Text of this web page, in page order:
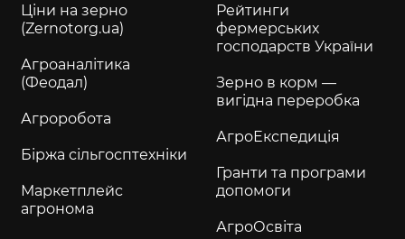
Ціни на зерно
(Zernotorg.ua)
Агроаналітика
(Феодал)
Агроробота
Біржа сільгосптехніки
Маркетплейс
агронома
Рейтинги
фермерських
господарств України
Зерно в корм —
вигідна переробка
АгроЕкспедиція
Гранти та програми
допомоги
АгроОсвіта